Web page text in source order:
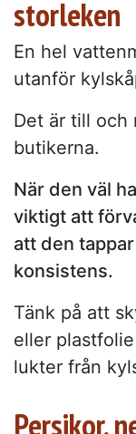
storleken
En hel
utanför
Det är till och
butikerna.
När den väl
viktigt att
att den
konsistens.
Tänk på att
eller
lukter från
Persikor,